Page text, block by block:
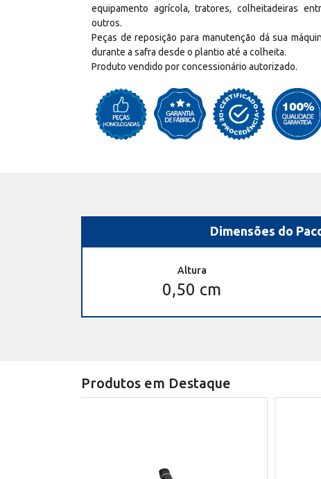
equipamento agrícola, tratores, colheitadeiras
outros.
Peças de reposição para manutenção dá sua
durante a safra desde o plantio até a colheita.
Produto vendido por concessionário autorizado.
Dimensões do
Altura
0,50 cm
Produtos em Destaque